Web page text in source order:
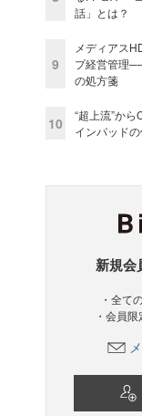
話」とは？
9
メディアス
プ経営管理
の処方箋
10
“超上流”か
インパッド
新規会
・全て
・会員